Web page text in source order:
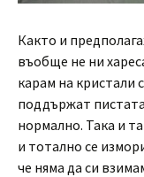
Както и
въобще не ни
карам на кристали
поддържат
нормално. Така и
и тотално се
че няма да си